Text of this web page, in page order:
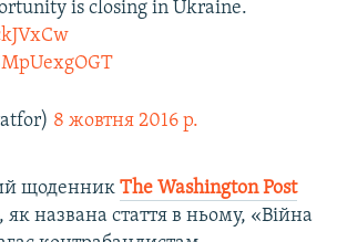
is closing in Ukraine.
8 жовтня 2016 р.
щоденник The Washington Post
названа стаття в ньому, «Війна